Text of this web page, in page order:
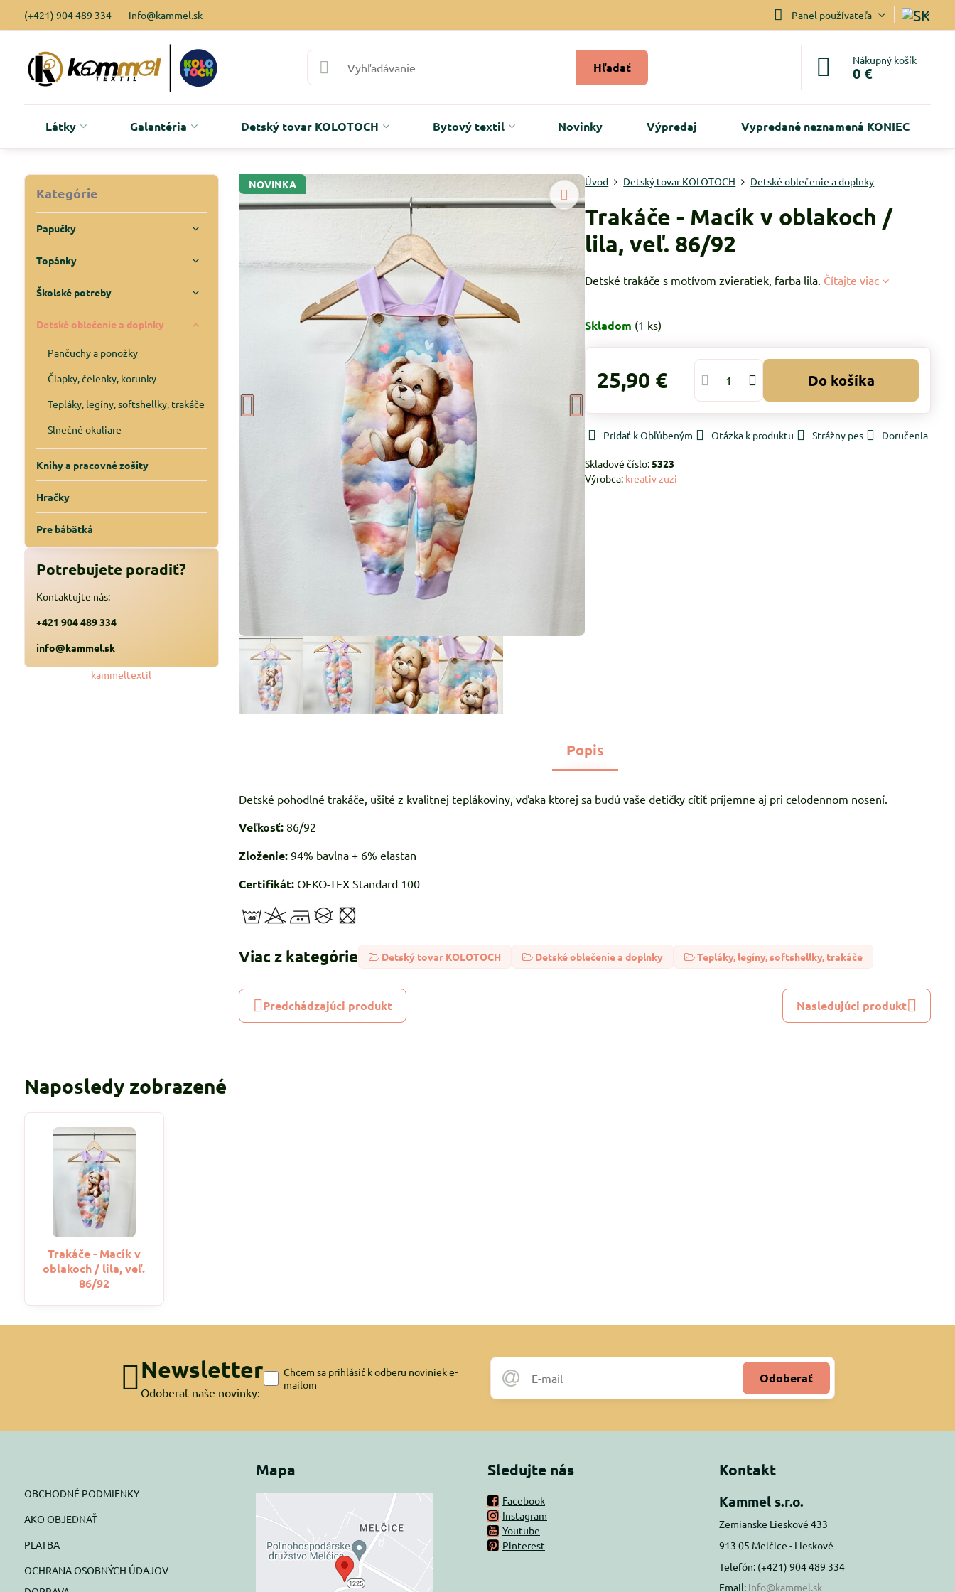
(+421) 904 489 334 info@kammel.sk Panel používateľa
Hľadať Nákupný košík
0 €
Látky Galantéria Detský tovar KOLOTOCH Bytový textil Novinky Výpredaj Vypredané neznamená KONIEC
NOVINKA Úvod Detský tovar KOLOTOCH Detské oblečenie a doplnky
Trakáče - Macík v oblakoch /
lila, veľ. 86/92
Detské trakáče s motívom zvieratiek, farba lila. Čítajte viac
Skladom (1 ks)
25,90 € Do košíka
Pridať k Obľúbeným Otázka k produktu Strážny pes Doručenia
Skladové číslo:5323
Výrobca: kreativ zuzi
Popis
Detské pohodlné trakáče, ušité z kvalitnej teplákoviny, vďaka ktorej sa budú vaše detičky cítiť príjemne aj pri celodennom nosení.
Veľkosť: 86/92
Zloženie: 94% bavlna + 6% elastan
Certifikát: OEKO-TEX Standard 100
Viac z kategórie Detský tovar KOLOTOCH Detské oblečenie a doplnky Tepláky, legíny, softshellky, trakáče
Predchádzajúci produkt Nasledujúci produkt
Kategórie
Papučky
Topánky
Školské potreby
Detské oblečenie a doplnky
Pančuchy a ponožky
Čiapky, čelenky, korunky
Tepláky, legíny, softshellky, trakáče
Slnečné okuliare
Knihy a pracovné zošity
Hračky
Pre bábätká
Potrebujete poradiť?
Kontaktujte nás:
+421 904 489 334
info@kammel.sk
kammeltextil
Naposledy zobrazené
Trakáče - Macík v
oblakoch / lila, veľ.
86/92
Newsletter
Odoberať naše novinky:
Odoberať
Chcem sa prihlásiť k odberu noviniek e-
mailom
OBCHODNÉ PODMIENKY
AKO OBJEDNAŤ
PLATBA
OCHRANA OSOBNÝCH ÚDAJOV
Mapa
Externý obsah je
blokovaný Voľbami
súkromia
Prajete si načítať externý obsah?
Sledujte nás
Facebook
Instagram
Youtube
Pinterest
Kontakt
Kammel s.r.o.
Zemianske Lieskové 433
913 05 Melčice - Lieskové
Telefón: (+421) 904 489 334
Email: info@kammel.sk